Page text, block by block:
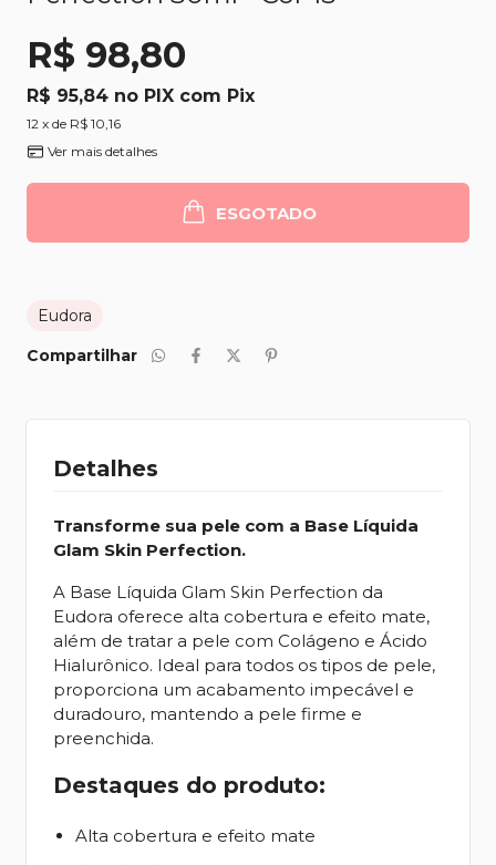
R$ 98,80
R$ 95,84 com Pix
12 x de R$ 10,16
Ver mais detalhes
ESGOTADO
Eudora
Compartilhar
Detalhes
Transforme sua pele com a Base Líquida
Glam Skin Perfection.
A Base Líquida Glam Skin Perfection da
Eudora oferece alta cobertura e efeito mate,
além de tratar a pele com Colágeno e Ácido
Hialurônico. Ideal para todos os tipos de pele,
proporciona um acabamento impecável e
duradouro, mantendo a pele firme e
preenchida.
Destaques do produto:
Alta cobertura e efeito mate